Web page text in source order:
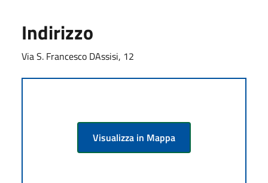
Indirizzo
Via S. Francesco DAssisi, 12
Visualizza in Mappa